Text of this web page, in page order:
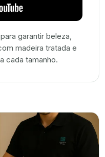
garantir beleza,
madeira tratada e
cada tamanho.